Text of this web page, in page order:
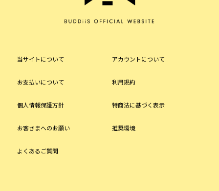
当サイトについて アカウントについて
お支払いについて 利用規約
個人情報保護方針 特商法に基づく表示
お客さまへのお願い 推奨環境
よくあるご質問